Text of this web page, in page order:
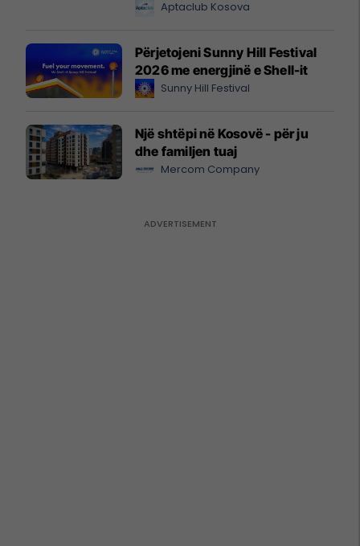
Aptaclub Kosova
Përjetojeni Sunny Hill Festival
2026 me energjinë e Shell-it
Sunny Hill Festival
Një shtëpi në Kosovë - për ju
dhe familjen tuaj
Mercom Company